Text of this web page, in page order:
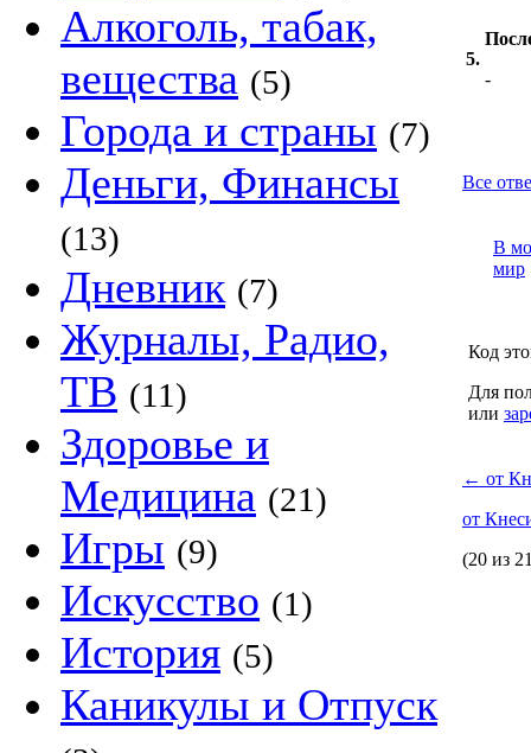
Алкоголь, табак,
вещества (5)
Города и страны (7)
Деньги, Финансы
(13)
Дневник (7)
Журналы, Радио,
ТВ (11)
Здоровье и
Медицина (21)
Игры (9)
Искусство (1)
История (5)
Каникулы и Отпуск
5.
-
Все
В
мир
Код
Для
или
← от
от
(20 из